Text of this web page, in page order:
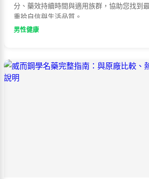
分、藥效持續時間與適用族群，協助您找到
重拾自信與生活品質。
男性健康